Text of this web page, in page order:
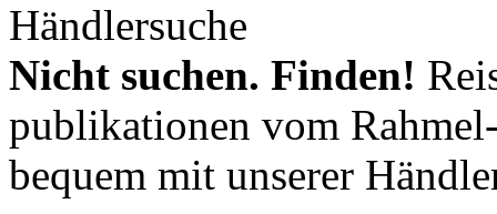
Händlersuche
Nicht suchen. Finden!
publikationen vom
bequem mit unserer